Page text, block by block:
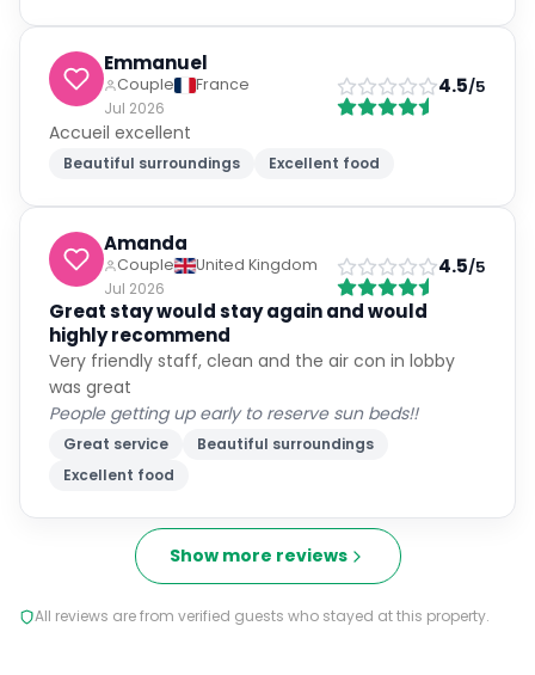
Emmanuel
Couple
France
Jul 2026
4.5/5
Accueil excellent
Beautiful surroundings Excellent food
Amanda
Couple
United Kingdom
Jul 2026
4.5/5
Great stay would stay again and would
highly recommend
Very friendly staff, clean and the air con in lobby
was great
People getting up early to reserve sun beds!!
Great service
Beautiful surroundings
Excellent food
Show more reviews
All reviews are from verified guests who stayed at this property.